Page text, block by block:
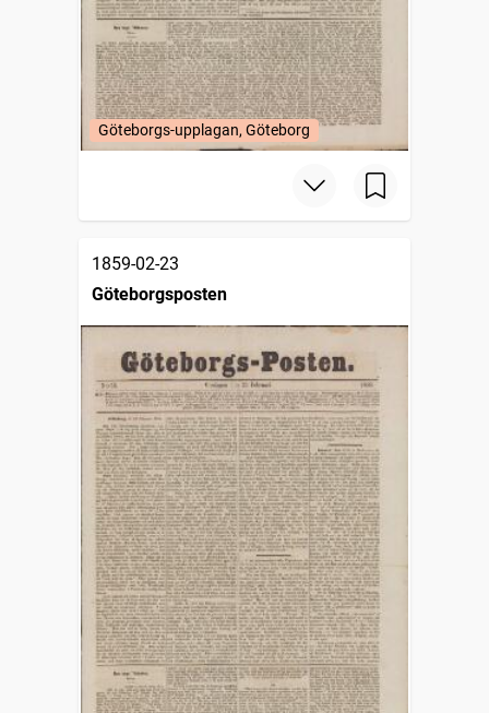
Göteborgs-upplagan, Göteborg
1859-02-23
Göteborgsposten